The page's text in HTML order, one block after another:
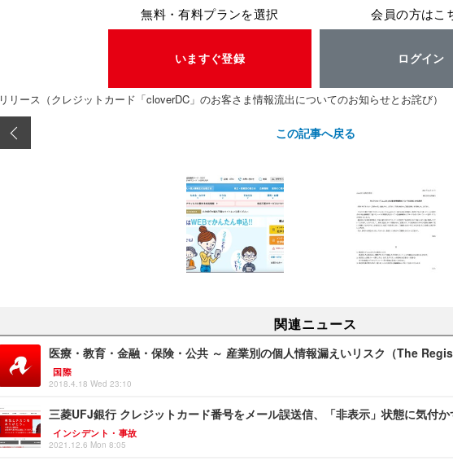
無料・有料プランを選択
いますぐ登録
会員の方はこ
ログイン
リリース（クレジットカード「cloverDC」のお客さま情報流出についてのお知らせとお詫び）
この記事へ戻る
関連ニュース
医療・教育・金融・保険・公共 ～ 産業別の個人情報漏えいリスク（The
国際
2018.4.18 Wed 23:10
三菱UFJ銀行 クレジットカード番号をメール誤送信、「非表示」状態に気付か
インシデント・事故
2021.12.6 Mon 8:05